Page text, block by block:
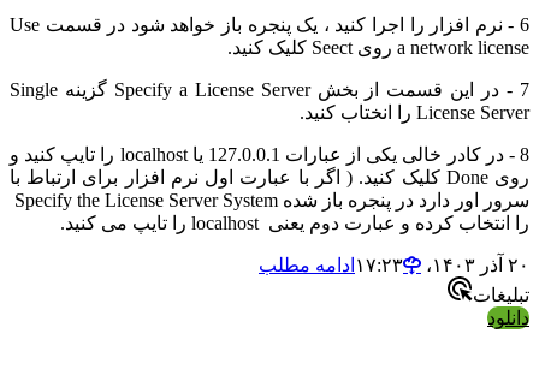
6 - نرم افزار را اجرا کنید ، یک پنجره باز خواهد شود در قسمت Use
a network license روی Seect کلیک کنید.
7 - در این قسمت از بخش Specify a License Server گزینه Single
License Server را انختاب کنید.
8 - در کادر خالی یکی از عبارات 127.0.0.1 یا localhost را تایپ کنید و
روی Done کلیک کنید. ( اگر با عبارت اول نرم افزار برای ارتباط با
را انتخاب کرده و عبارت دوم یعنی localhost را تایپ می کنید.
۲۰ آذر ۱۴۰۳،‏ ۱۷:۲۳
ادامه مطلب
تبلیغات
دانلود